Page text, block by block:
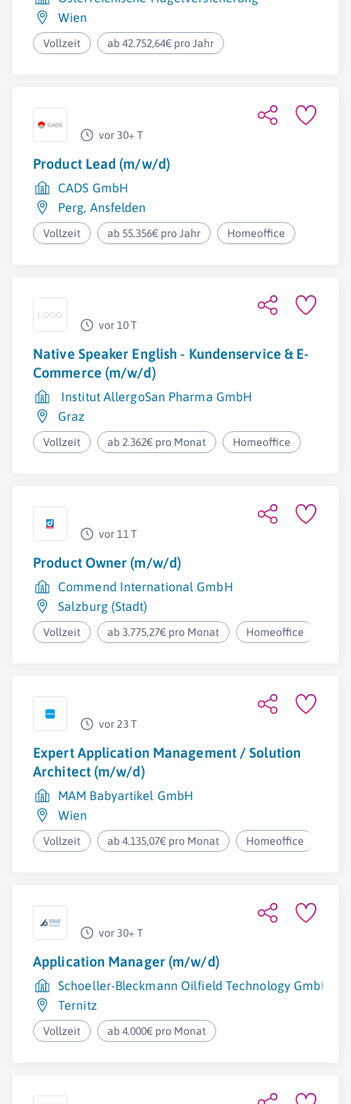
Wien
Vollzeit ab 42.752,64€ pro Jahr
vor 30+ T
Product Lead (m/w/d)
CADS GmbH
Perg, Ansfelden
Vollzeit ab 55.356€ pro Jahr Homeoffice
vor 10 T
Native Speaker English - Kundenservice & E-
Commerce (m/w/d)
Institut AllergoSan Pharma GmbH
Graz
Vollzeit ab 2.362€ pro Monat Homeoffice
vor 11 T
Product Owner (m/w/d)
Commend International GmbH
Salzburg (Stadt)
Vollzeit ab 3.775,27€ pro Monat Homeoffice
vor 23 T
Expert Application Management / Solution
Architect (m/w/d)
MAM Babyartikel GmbH
Wien
Vollzeit ab 4.135,07€ pro Monat Homeoffice
vor 30+ T
Application Manager (m/w/d)
Schoeller-Bleckmann Oilfield Technology GmbH
Ternitz
Vollzeit ab 4.000€ pro Monat